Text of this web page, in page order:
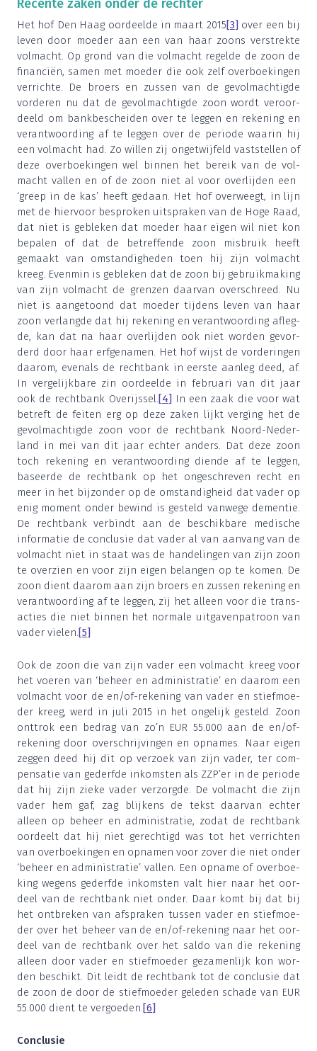
Recen­te zaken onder de rechter
Het hof Den Haag oor­deel­de in maart 2015[3] over een bij
leven door moe­der aan een van haar zoons ver­strek­te
vol­macht. Op grond van die vol­macht regel­de de zoon de
finan­ci­ën, samen met moe­der die ook zelf over­boe­kin­gen
ver­rich­te. De broers en zus­sen van de gevol­mach­tig­de
vor­de­ren nu dat de gevol­mach­tig­de zoon wordt ver­oor­
deeld om bank­be­schei­den over te leg­gen en reke­ning en
ver­ant­woor­ding af te leg­gen over de peri­o­de waar­in hij
een vol­macht had. Zo wil­len zij onge­twij­feld vast­stel­len of
deze over­boe­kin­gen wel bin­nen het bereik van de vol­
macht val­len en of de zoon niet al voor over­lij­den een
‘greep in de kas’ heeft gedaan. Het hof over­weegt, in lijn
met de hier­voor bespro­ken uit­spra­ken van de Hoge Raad,
dat niet is geble­ken dat moe­der haar eigen wil niet kon
bepa­len of dat de betref­fen­de zoon mis­bruik heeft
gemaakt van omstan­dig­he­den toen hij zijn vol­macht
kreeg. Even­min is geble­ken dat de zoon bij gebruik­ma­king
van zijn vol­macht de gren­zen daar­van over­schreed. Nu
niet is aan­ge­toond dat moe­der tij­dens leven van haar
zoon ver­lang­de dat hij reke­ning en ver­ant­woor­ding afleg­
de, kan dat na haar over­lij­den ook niet wor­den gevor­
derd door haar erf­ge­na­men. Het hof wijst de vor­de­rin­gen
daar­om, even­als de recht­bank in eer­ste aan­leg deed, af.
In ver­ge­lijk­ba­re zin oor­deel­de in febru­a­ri van dit jaar
ook de recht­bank Over­ijs­sel. [4] In een zaak die voor wat
betreft de fei­ten erg op deze zaken lijkt ver­ging het de
gevol­mach­tig­de zoon voor de recht­bank Noord-Neder­
land in mei van dit jaar ech­ter anders. Dat deze zoon
toch reke­ning en ver­ant­woor­ding dien­de af te leg­gen,
baseer­de de recht­bank op het onge­schre­ven recht en
meer in het bij­zon­der op de omstan­dig­heid dat vader op
enig moment onder bewind is gesteld van­we­ge demen­tie.
De recht­bank ver­bindt aan de beschik­ba­re medi­sche
infor­ma­tie de con­clu­sie dat vader al van aan­vang van de
vol­macht niet in staat was de han­de­lin­gen van zijn zoon
te over­zien en voor zijn eigen belan­gen op te komen. De
zoon dient daar­om aan zijn broers en zus­sen reke­ning en
ver­ant­woor­ding af te leg­gen, zij het alleen voor die trans­
ac­ties die niet bin­nen het nor­ma­le uit­ga­ven­pa­troon van
vader vie­len. [5]
Ook de zoon die van zijn vader een vol­macht kreeg voor
het voe­ren van ‘beheer en admi­ni­stra­tie’ en daar­om een
vol­macht voor de en/of-reke­ning van vader en stief­moe­
der kreeg, werd in juli 2015 in het onge­lijk gesteld. Zoon
ont­trok een bedrag van zo’n EUR 55 000 aan de en/of-
reke­ning door over­schrij­vin­gen en opna­mes. Naar eigen
zeg­gen deed hij dit op ver­zoek van zijn vader, ter com­
pen­sa­tie van gederf­de inkom­sten als ZZP’er in de peri­o­de
dat hij zijn zie­ke vader ver­zorg­de. De vol­macht die zijn
vader hem gaf, zag blij­kens de tekst daar­van ech­ter
alleen op beheer en admi­ni­stra­tie, zodat de recht­bank
oor­deelt dat hij niet gerech­tigd was tot het ver­rich­ten
van over­boe­kin­gen en opna­men voor zover die niet onder
‘beheer en admi­ni­stra­tie’ val­len. Een opna­me of over­boe­
king wegens gederf­de inkom­sten valt hier naar het oor­
deel van de recht­bank niet onder. Daar komt bij dat bij
het ont­bre­ken van afspra­ken tus­sen vader en stief­moe­
der over het beheer van de en/of-reke­ning naar het oor­
deel van de recht­bank over het sal­do van die reke­ning
alleen door vader en stief­moe­der geza­men­lijk kon wor­
den beschikt. Dit leidt de recht­bank tot de con­clu­sie dat
de zoon de door de stief­moe­der gele­den scha­de van EUR
55 000 dient te ver­goe­den. [6]
Con­clu­sie